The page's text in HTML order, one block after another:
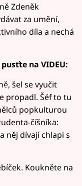
Zdeněk
za umění,
díla a nechá
na VIDEU:
šel se vyučit
propadl. Šéf to tu
popkulturou
číšníka:
něj dívají chlapi s
Koukněte na